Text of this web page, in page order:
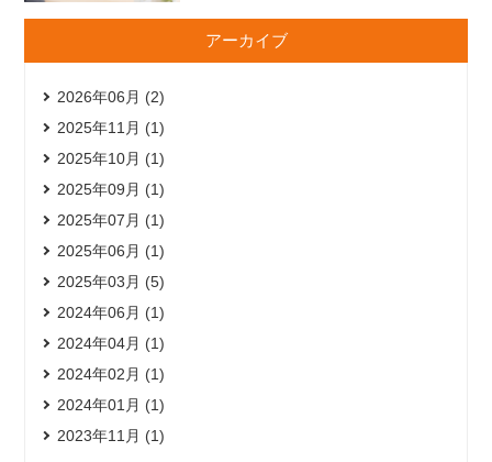
アーカイブ
2026年06月 (2)
2025年11月 (1)
2025年10月 (1)
2025年09月 (1)
2025年07月 (1)
2025年06月 (1)
2025年03月 (5)
2024年06月 (1)
2024年04月 (1)
2024年02月 (1)
2024年01月 (1)
2023年11月 (1)